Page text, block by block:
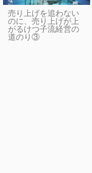
売り上げを追わない
のに、売り上げが上
がるけつ子流経営の
道のり③